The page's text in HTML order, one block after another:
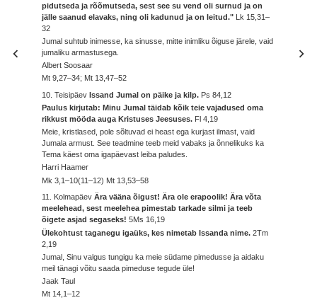
pidutseda ja rõõmutseda, sest see su vend oli surnud ja on
jälle saanud elavaks, ning oli kadunud ja on leitud." Lk 15,31–
32
Jumal suhtub inimesse, ka sinusse, mitte inimliku õiguse järele, vaid
jumaliku armastusega.
Albert Soosaar
Mt 9,27–34; Mt 13,47–52
10. TeisipäevIssand Jumal on päike ja kilp. Ps 84,12
Paulus kirjutab: Minu Jumal täidab kõik teie vajadused oma
rikkust mööda auga Kristuses Jeesuses. Fl 4,19
Meie, kristlased, pole sõltuvad ei heast ega kurjast ilmast, vaid
Jumala armust. See teadmine teeb meid vabaks ja õnnelikuks ka
Tema käest oma igapäevast leiba paludes.
Harri Haamer
Mk 3,1–10(11–12) Mt 13,53–58
11. KolmapäevÄra vääna õigust! Ära ole erapoolik! Ära võta
meelehead, sest meelehea pimestab tarkade silmi ja teeb
õigete asjad segaseks!5Ms 16,19
Ülekohtust taganegu igaüks, kes nimetab Issanda nime.2Tm
2,19
Jumal, Sinu valgus tungigu ka meie südame pimedusse ja aidaku
meil tänagi võitu saada pimeduse tegude üle!
Jaak Taul
Mt 14,1–12